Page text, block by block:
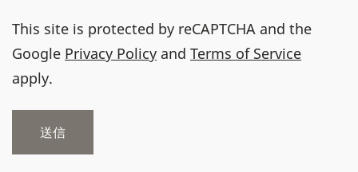
This site is protected by reCAPTCHA and the
Google Privacy Policy and Terms of Service
apply.